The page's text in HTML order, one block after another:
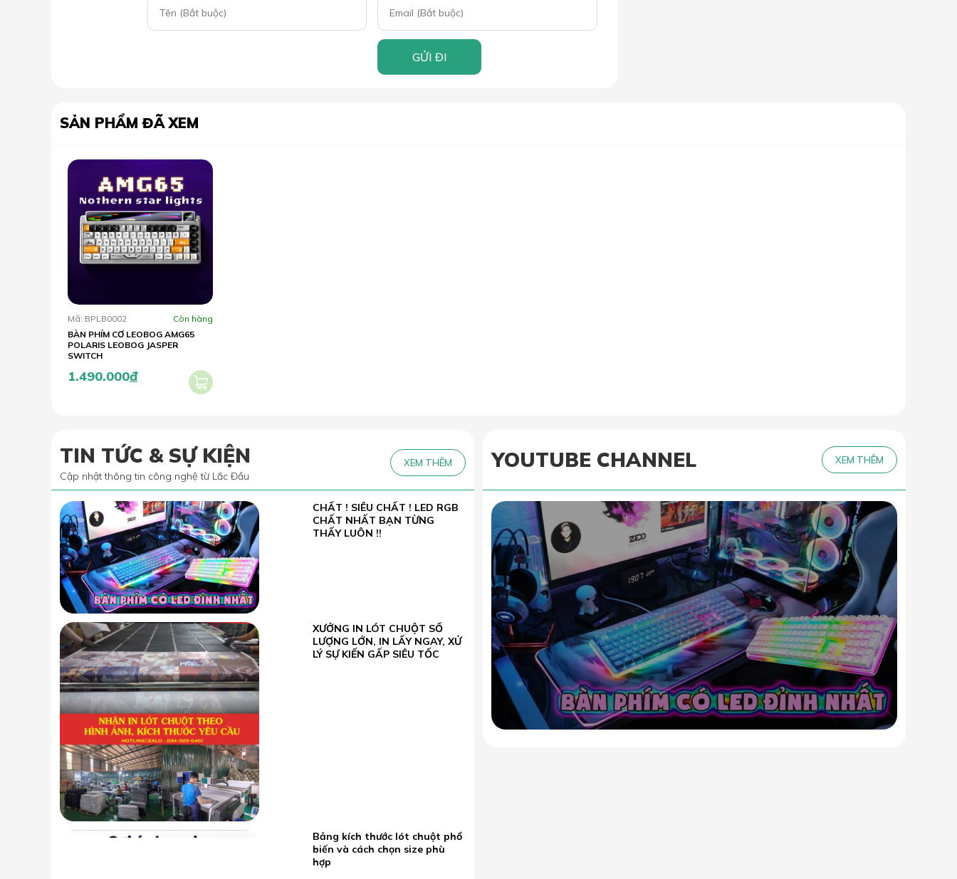
GỬI ĐI
SẢN PHẨM ĐÃ XEM
Mã: BPLB0002
Còn hàng
BÀN PHÍM CƠ LEOBOG AMG65
POLARIS LEOBOG JASPER
SWITCH
1.490.000đ
TIN TỨC & SỰ KIỆN
Cập nhật thông tin công nghệ từ Lắc Đầu
XEM THÊM
CHẤT ! SIÊU CHẤT ! LED RGB
CHẤT NHẤT BẠN TỪNG
THẤY LUÔN !!
XƯỞNG IN LÓT CHUỘT SỐ
LƯỢNG LỚN, IN LẤY NGAY, XỬ
LÝ SỰ KIẾN GẤP SIÊU TỐC
Bảng kích thước lót chuột phổ
biến và cách chọn size phù
hợp
YOUTUBE CHANNEL XEM THÊM